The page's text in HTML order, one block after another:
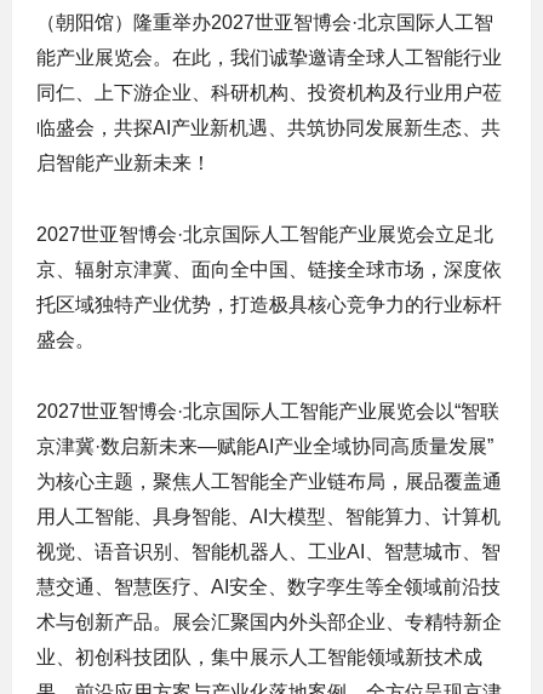
（朝阳馆）隆重举办2027世亚智博会·北京国际人工智
能产业展览会。在此，我们诚挚邀请全球人工智能行业
同仁、上下游企业、科研机构、投资机构及行业用户莅
临盛会，共探AI产业新机遇、共筑协同发展新生态、共
启智能产业新未来！
2027世亚智博会·北京国际人工智能产业展览会立足北
京、辐射京津冀、面向全中国、链接全球市场，深度依
托区域独特产业优势，打造极具核心竞争力的行业标杆
盛会。
2027世亚智博会·北京国际人工智能产业展览会以“智联
京津冀·数启新未来—赋能AI产业全域协同高质量发展”
为核心主题，聚焦人工智能全产业链布局，展品覆盖通
用人工智能、具身智能、AI大模型、智能算力、计算机
视觉、语音识别、智能机器人、工业AI、智慧城市、智
慧交通、智慧医疗、AI安全、数字孪生等全领域前沿技
术与创新产品。展会汇聚国内外头部企业、专精特新企
业、初创科技团队，集中展示人工智能领域新技术成